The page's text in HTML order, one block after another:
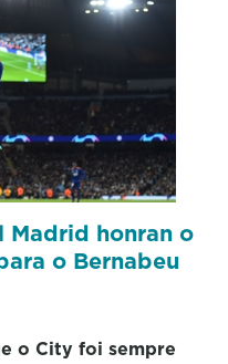
Madrid honran o
o Bernabeu
o City foi sempre